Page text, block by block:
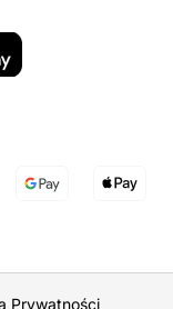
Prywatności